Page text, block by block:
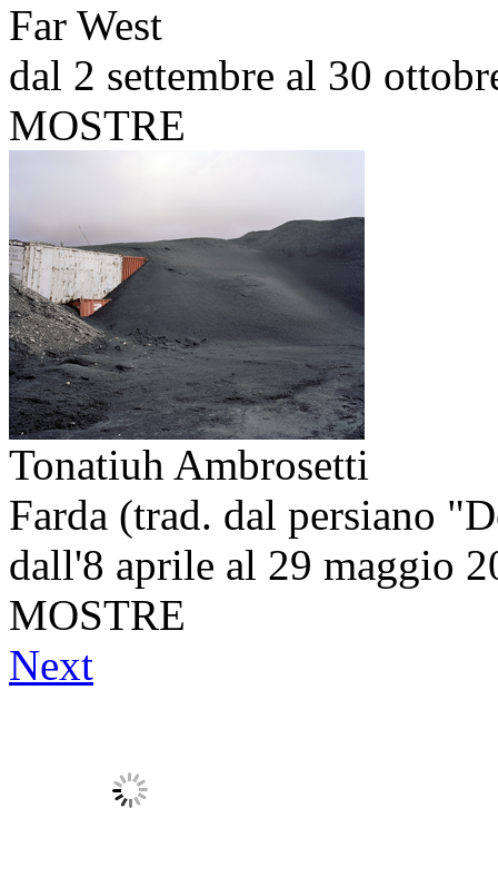
Far West
dal 2 settembre al 30
MOSTRE
Tonatiuh Ambrosetti
Farda (trad. dal persiano
dall'8 aprile al 29 maggio
MOSTRE
Next